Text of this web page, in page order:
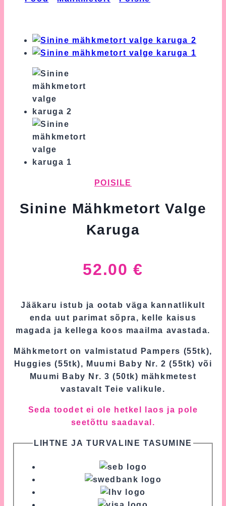
POISILE
Sinine Mähkmetort Valge
Karuga
52.00 €
Jääkaru istub ja ootab väga kannatlikult
enda uut parimat sõpra, kelle kaisus
magada ja kellega koos maailma avastada.
Mähkmetort on valmistatud Pampers (55tk),
Huggies (55tk), Muumi Baby Nr. 2 (55tk) või
Muumi Baby Nr. 3 (50tk) mähkmetest
vastavalt Teie valikule.
Seda toodet ei ole hetkel laos ja pole
seetõttu saadaval.
LIHTNE JA TURVALINE TASUMINE